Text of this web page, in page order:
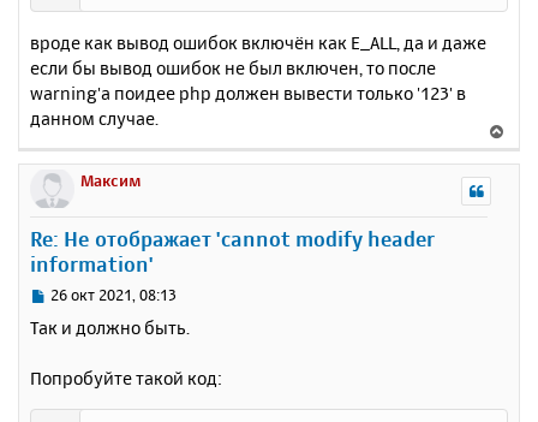
вроде как вывод ошибок включён как E_ALL, да и даже
если бы вывод ошибок не был включен, то после
warning'а поидее php должен вывести только '123' в
данном случае.
е
Максим
Re: Не отображает 'cannot modify header
information'
С
о
щ
26 окт 2021, 08:13
Так и должно быть.
Попробуйте такой код: